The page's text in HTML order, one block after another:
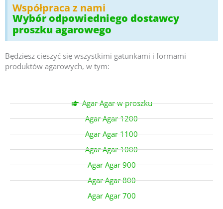
Współpraca z nami
Wybór odpowiedniego dostawcy
proszku agarowego
Będziesz cieszyć się wszystkimi gatunkami i formami
produktów agarowych, w tym:
Agar Agar w proszku
Agar Agar 1200
Agar Agar 1100
Agar Agar 1000
Agar Agar 900
Agar Agar 800
Agar Agar 700